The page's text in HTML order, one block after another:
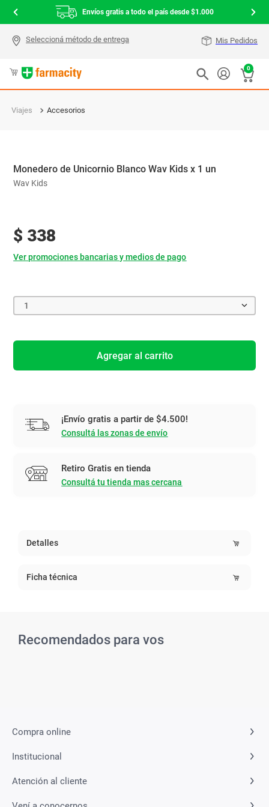
Envíos gratis a todo el país desde $1.000
Mis Pedidos
0
Viajes Accesorios
Monedero de Unicornio Blanco Wav Kids x 1 un
Wav Kids
$ 338
Ver promociones bancarias y medios de pago
1
Agregar al carrito
¡Envío gratis a partir de $4.500!
Consultá las zonas de envío
Retiro Gratis en tienda
Consultá tu tienda mas cercana
Detalles
Ficha técnica
Recomendados para vos